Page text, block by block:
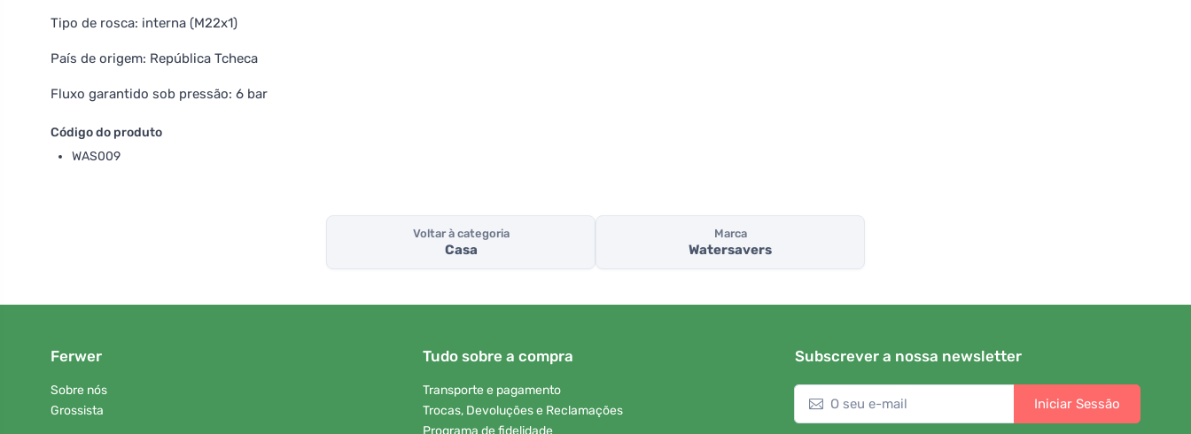
Tipo de rosca: interna (M22x1)
País de origem: República Tcheca
Fluxo garantido sob pressão: 6 bar
Código do produto
WAS009
Voltar à categoria
Casa
Marca
Watersavers
Ferwer
Sobre nós
Grossista
Tudo sobre a compra
Transporte e pagamento
Trocas, Devoluções e Reclamações
Programa de fidelidade
Subscrever a nossa newsletter
Iniciar Sessão